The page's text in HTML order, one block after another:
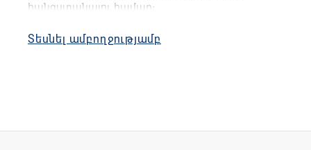
հանգստանալու համար։
Անատոմիական ձևով բարձը՝ ուսի տակի
կտրվածքով, առավելագույն
Տեսնել ամբողջությամբ